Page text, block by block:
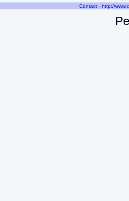
Contact - http://